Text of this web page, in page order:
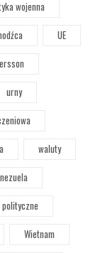
wojenna
UE
urny
waluty
Wietnam